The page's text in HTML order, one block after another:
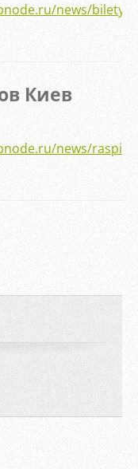
news/bilety-
Киев
news/